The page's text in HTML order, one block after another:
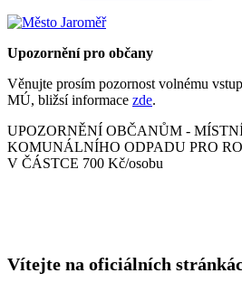
Upozornění pro občany
Věnujte prosím pozornost volnému
MÚ, bližsí informace zde.
UPOZORNĚNÍ OBČANŮM -
KOMUNÁLNÍHO ODPADU PRO
V ČÁSTCE 700 Kč/osobu
Vítejte na oficiálních